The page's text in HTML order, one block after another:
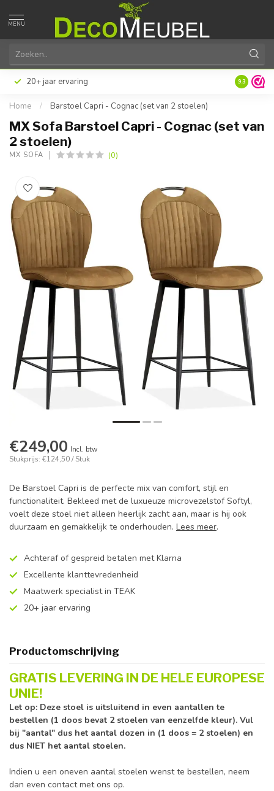
MENU
20+ jaar ervaring 9.3
Home / Barstoel Capri - Cognac (set van 2 stoelen)
MX Sofa Barstoel Capri - Cognac (set van
2 stoelen)
MX SOFA (0)
€249,00 Incl. btw
Stukprijs: €124,50 / Stuk
De Barstoel Capri is de perfecte mix van comfort, stijl en
functionaliteit. Bekleed met de luxueuze microvezelstof Softyl,
voelt deze stoel niet alleen heerlijk zacht aan, maar is hij ook
duurzaam en gemakkelijk te onderhouden. Lees meer.
Achteraf of gespreid betalen met Klarna
Excellente klanttevredenheid
Maatwerk specialist in TEAK
20+ jaar ervaring
Productomschrijving
GRATIS LEVERING IN DE HELE EUROPESE
UNIE!
Let op: Deze stoel is uitsluitend in even aantallen te
bestellen (1 doos bevat 2 stoelen van eenzelfde kleur). Vul
bij "aantal" dus het aantal dozen in (1 doos = 2 stoelen) en
dus NIET het aantal stoelen.
Indien u een oneven aantal stoelen wenst te bestellen, neem
dan even contact met ons op.